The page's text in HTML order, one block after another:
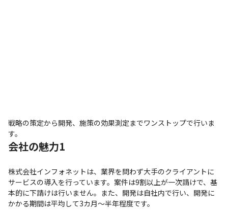
戦略の策定から開発、施策の効果測定までワンストップで行いま
す。
会社の魅力1
株式会社インフォネットは、業界を問わず大手のクライアントに
サービスの導入を行っています。案件は9割以上が一次請けで、基
本的に下請けは行いません。また、開発は自社内で行い、開発に
かかる期間は平均して3カ月～半年程度です。